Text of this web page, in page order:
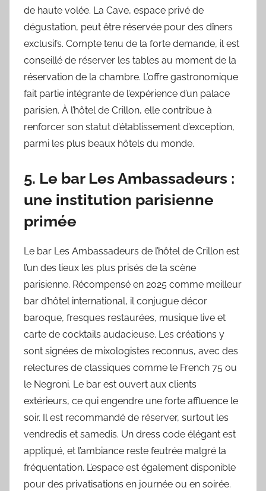
de haute volée. La Cave, espace privé de
dégustation, peut être réservée pour des dîners
exclusifs. Compte tenu de la forte demande, il est
conseillé de réserver les tables au moment de la
réservation de la chambre. L’offre gastronomique
fait partie intégrante de l’expérience d’un palace
parisien. À l’hôtel de Crillon, elle contribue à
renforcer son statut d’établissement d’exception,
parmi les plus beaux hôtels du monde.
5. Le bar Les Ambassadeurs :
une institution parisienne
primée
Le bar Les Ambassadeurs de l’hôtel de Crillon est
l’un des lieux les plus prisés de la scène
parisienne. Récompensé en 2025 comme meilleur
bar d’hôtel international, il conjugue décor
baroque, fresques restaurées, musique live et
carte de cocktails audacieuse. Les créations y
sont signées de mixologistes reconnus, avec des
relectures de classiques comme le French 75 ou
le Negroni. Le bar est ouvert aux clients
extérieurs, ce qui engendre une forte affluence le
soir. Il est recommandé de réserver, surtout les
vendredis et samedis. Un dress code élégant est
appliqué, et l’ambiance reste feutrée malgré la
fréquentation. L’espace est également disponible
pour des privatisations en journée ou en soirée.